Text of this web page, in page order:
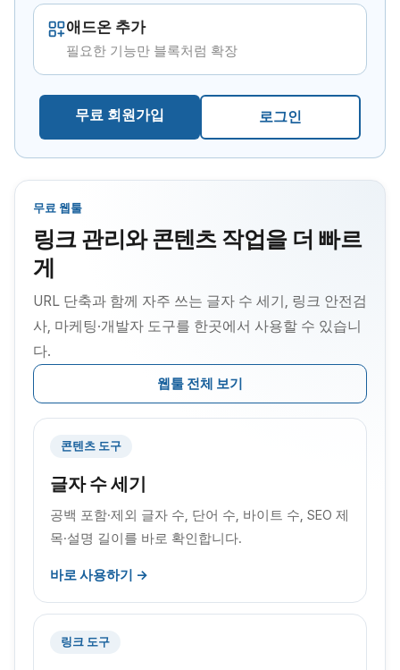
애드온 추가
필요한 기능만 블록처럼 확장
무료 회원가입 로그인
무료 웹툴
링크 관리와 콘텐츠 작업을 더 빠르
게
URL 단축과 함께 자주 쓰는 글자 수 세기, 링크 안전검
사, 마케팅·개발자 도구를 한곳에서 사용할 수 있습니
다.
웹툴 전체 보기
콘텐츠 도구
글자 수 세기
공백 포함·제외 글자 수, 단어 수, 바이트 수, SEO 제
목·설명 길이를 바로 확인합니다.
바로 사용하기 →
링크 도구